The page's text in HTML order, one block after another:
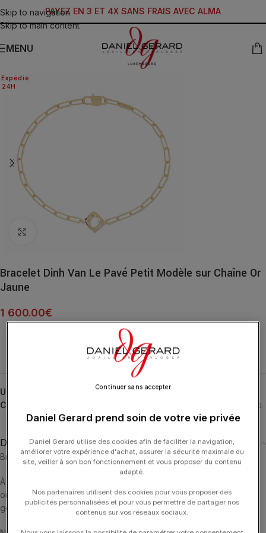
Skip to navigation
Skip to main content
PAYEZ EN 3 ET 4X SANS FRAIS AVEC ALMA
MENU
24H
Expédié
Click to enlarge
Bracelet Dinh Van Le Pavé Petit Modèle sur Chaîne Or
Jaune
1 600.00€
UGS :
Catégories :
Typologies
Description
Bracelet sur chaîne Le Pavé en or jaune 18 carats.
À la fois discret et symbolique, ce bracelet sur chaîne Le Pavé en
or jaune 18 carats habille le poignet d’un éclat aux formes
géométriques.
Daniel Gerard prend soin de votre vie privée
Daniel Gerard utilise des cookies afin de faciliter la navigation,
améliorer votre expérience d'achat, assurer la sécurité maximale du
site, veiller à son bon fonctionnement et vous proposer du contenu
adapté.
Nos partenaires utilisent des cookies pour vous proposer des
publicités personnalisées et pour vous permettre de partager nos
contenus sur vos réseaux sociaux.
Continuer sans accepter